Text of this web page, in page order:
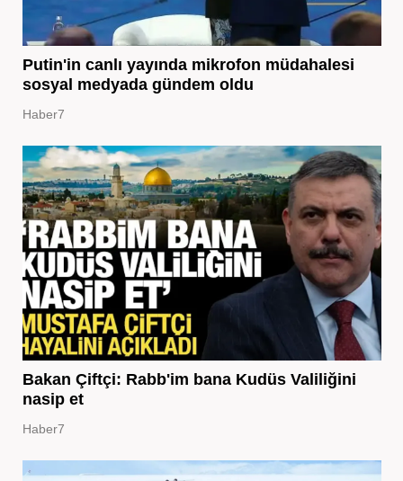
Putin'in canlı yayında mikrofon müdahalesi
sosyal medyada gündem oldu
Haber7
Bakan Çiftçi: Rabb'im bana Kudüs Valiliğini
nasip et
Haber7